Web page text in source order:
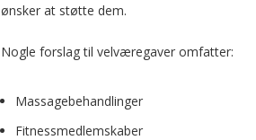
ønsker at støtte dem.
Nogle forslag til velværegaver omfatter:
Massagebehandlinger
Fitnessmedlemskaber